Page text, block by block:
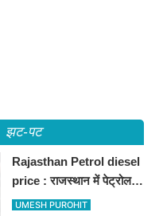
झट-पट
Rajasthan Petrol diesel
price : राजस्थान में पेट्रोल-
डीजल की कीमतें जारी, जानिए
UMESH PUROHIT